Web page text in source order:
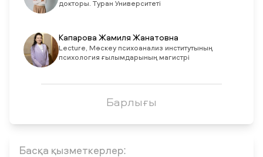
докторы. Туран Университеті
Капарова Жамиля Жанатовна
Lecture, Мәскеу психоанализ институтының
психология ғылымдарының магистрі
Барлығы
Басқа қызметкерлер: